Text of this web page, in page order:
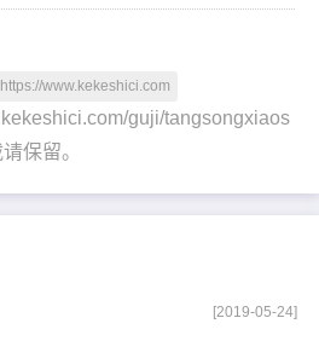
https://www.kekeshici.com
guji/tangsongxiaos
保留。
[2019-05-24]